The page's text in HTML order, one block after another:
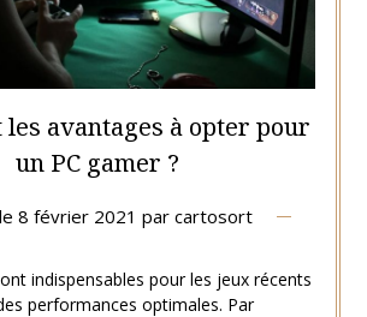
les avantages à opter pour
un PC gamer ?
8 février 2021 par cartosort
indispensables pour les jeux récents
performances optimales. Par